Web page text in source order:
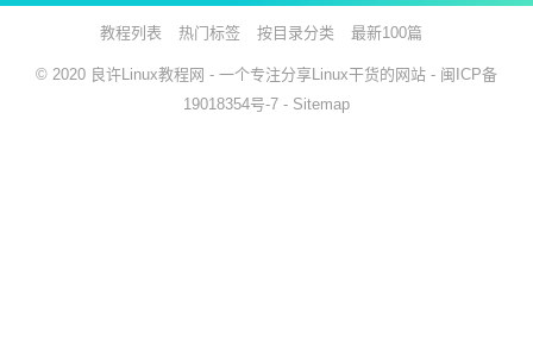
教程列表 热门标签 按目录分类 最新100篇
© 2020 良许Linux教程网 - 一个专注分享Linux干货的网站 - 闽ICP备
19018354号-7 - Sitemap